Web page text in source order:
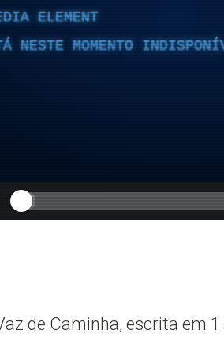
ELEMENT
NESTE MOMENTO
de Caminha, escrita em